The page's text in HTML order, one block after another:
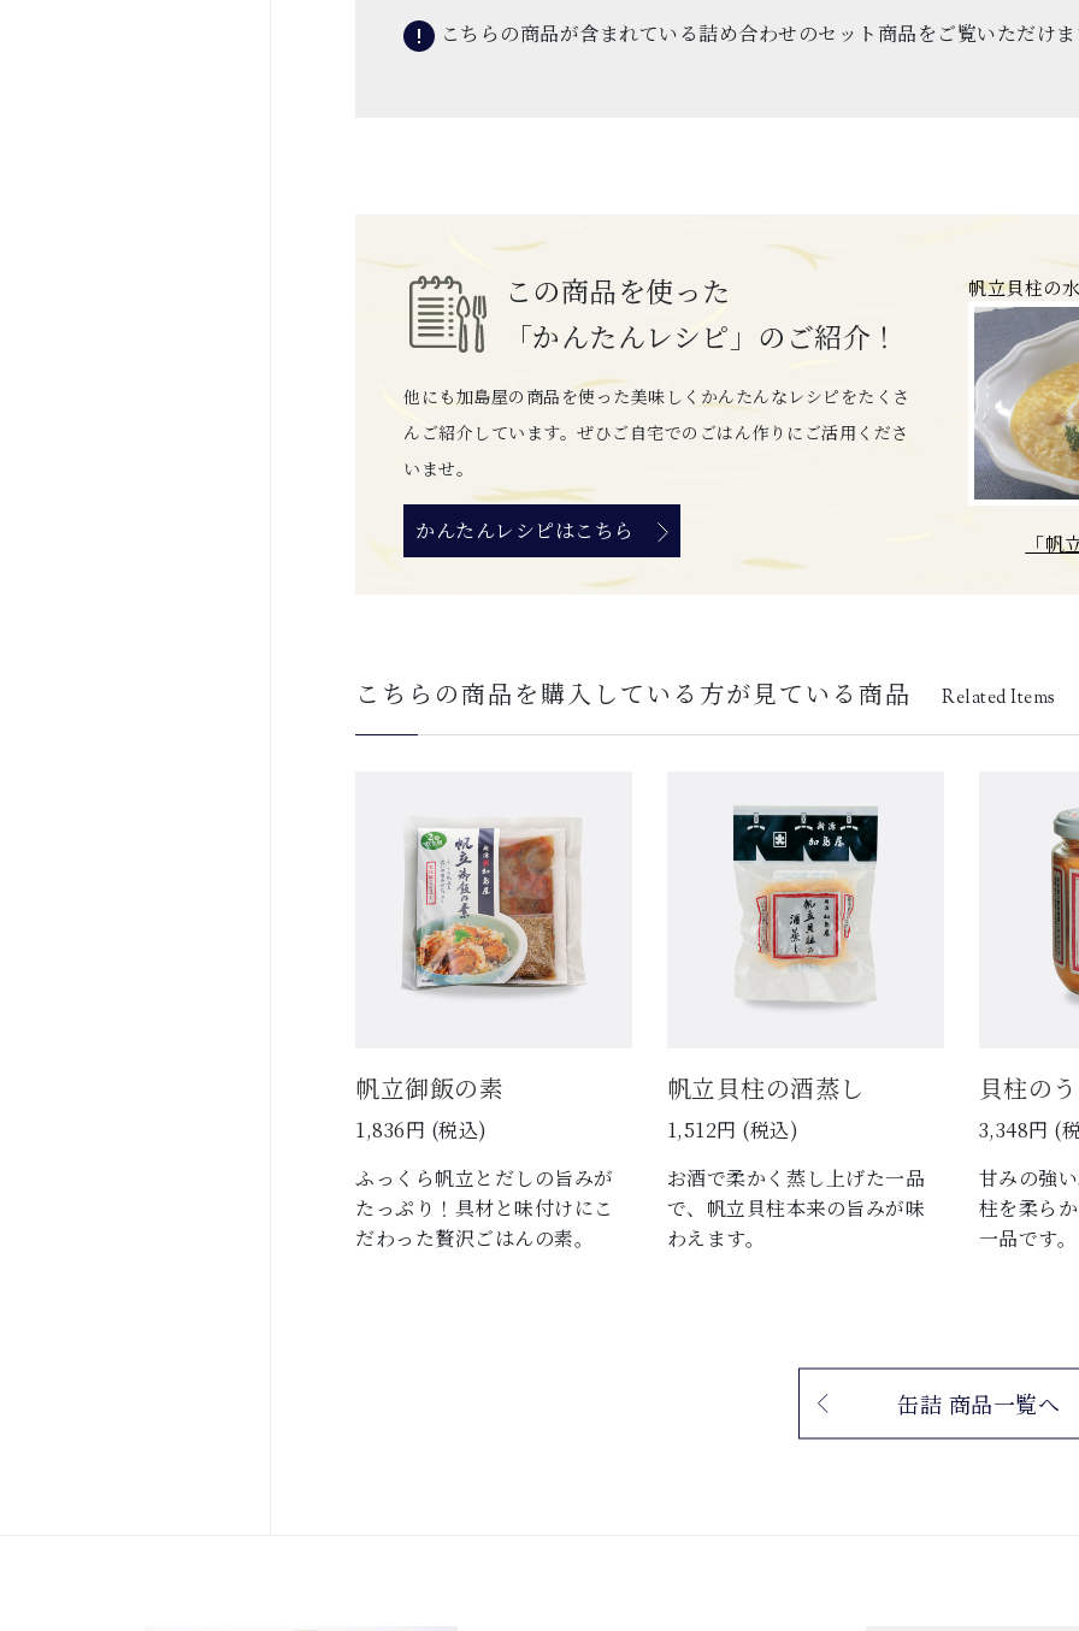
こちらの商品が含まれている詰め合わせのセット商品をご覧いただけま
この商品を使った
「かんたんレシピ」のご紹介！
他にも加島屋の商品を使った美味しくかんたんなレシピをたくさ
んご紹介しています。ぜひご自宅でのごはん作りにご活用くださ
いませ。
かんたんレシピはこちら
帆立貝柱の
「
こちらの商品を購入している方が見ている商品 Related Items
帆立御飯の素
1,836円 (税込)
ふっくら帆立とだしの旨みが
たっぷり！具材と味付けにこ
だわった贅沢ごはんの素。
帆立貝柱の酒蒸し
1,512円 (税込)
お酒で柔かく蒸し上げた一品
で、帆立貝柱本来の旨みが味
わえます。
貝柱の
3,348円 (
甘みの強
柱を柔ら
一品です。
缶詰 商品一覧へ